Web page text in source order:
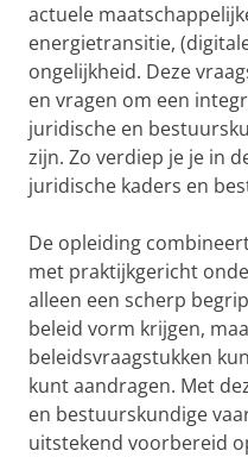
actuele
energietransitie,
ongelijkheid. Deze
en vragen om een
juridische en
zijn. Zo verdiep je je in
juridische kaders en
De opleiding
met praktijkgericht
alleen een scherp
beleid vorm krijgen,
beleidsvraagstukken
kunt aandragen. Met
en bestuurskundige
uitstekend voorbereid